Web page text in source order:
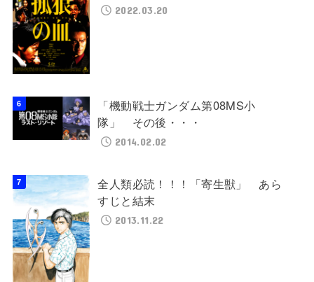
2022.03.20
「機動戦士ガンダム第08MS小
隊」 その後・・・
2014.02.02
全人類必読！！！「寄生獣」 あら
すじと結末
2013.11.22